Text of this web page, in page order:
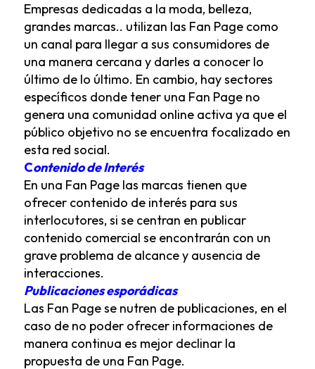
Empresas dedicadas a la moda, belleza,
grandes marcas.. utilizan las Fan Page como
un canal para llegar a sus consumidores de
una manera cercana y darles a conocer lo
último de lo último. En cambio, hay sectores
específicos donde tener una Fan Page no
genera una comunidad online activa ya que el
público objetivo no se encuentra focalizado en
esta red social.
Contenido de Interés
En una Fan Page las marcas tienen que
ofrecer contenido de interés para sus
interlocutores, si se centran en publicar
contenido comercial se encontrarán con un
grave problema de alcance y ausencia de
interacciones.
Publicaciones esporádicas
Las Fan Page se nutren de publicaciones, en el
caso de no poder ofrecer informaciones de
manera continua es mejor declinar la
propuesta de una Fan Page.